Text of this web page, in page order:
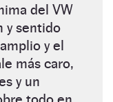
del VW
y sentido
y el
más caro,
y un